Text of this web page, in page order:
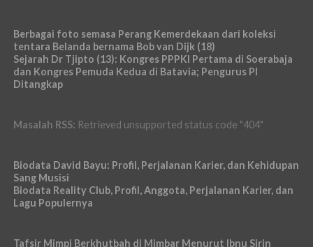
Berbagai foto semasa Perang Kemerdekaan dari koleksi
tentara Belanda bernama Bob van Dijk (18)
Sejarah Dr Tjipto (13): Kongres PPPKI Pertama di Soerabaja
dan Kongres Pemuda Kedua di Batavia; Pengurus PI
Ditangkap
Masalah RSS: Retrieved unsupported status code "404"
Biodata David Bayu: Profil, Perjalanan Karier, dan Kehidupan
Sang Musisi
Biodata Reality Club, Profil, Anggota, Perjalanan Karier, dan
Lagu Populernya
Tafsir Mimpi Berkhutbah di Mimbar Menurut Ibnu Sirin